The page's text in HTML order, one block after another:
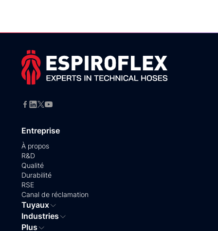
Entreprise
À propos
R&D
Qualité
Durabilité
RSE
Canal de réclamation
Tuyaux
Industries
Plus